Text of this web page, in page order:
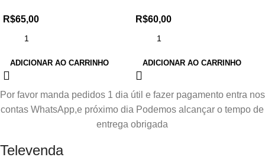
R$65,00
ADICIONAR AO CARRINHO
R$60,00
ADICIONAR AO CARRINHO
Por favor manda pedidos 1 dia útil e fazer pagamento entra nos
contas WhatsApp,e próximo dia Podemos alcançar o tempo de
entrega obrigada
Televenda